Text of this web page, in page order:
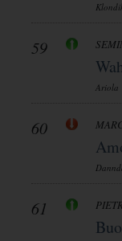
59
Ariola
60
61